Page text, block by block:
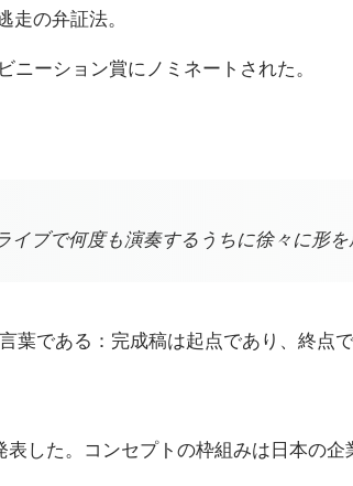
走の弁証法。
ーション賞にノミネートされた。
イブで何度も演奏するうちに徐々に形
葉である：完成稿は起点であり、終点で
表した。コンセプトの枠組みは日本